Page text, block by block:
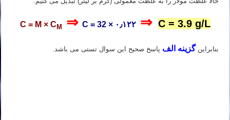
C = M × C M ⇒ C = 32 × ۰٫۱۲۲ ⇒ C = 3.9 g/L
بنابراین گزینه الف پاسخ صحیح این سوال تستی می باشد.